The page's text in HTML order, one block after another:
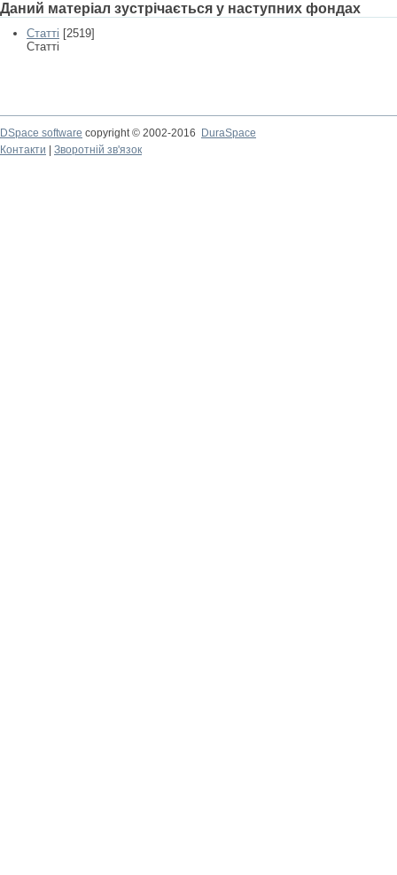
Даний матеріал зустрічається у наступних фондах
Статті [2519]
Статті
DSpace software copyright © 2002-2016
DuraSpace
Контакти
Зворотній зв'язок